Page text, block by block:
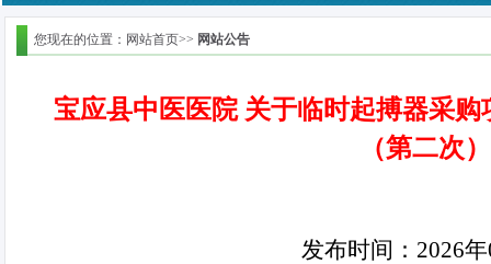
您现在的位置：网站首页>> 网站公告
宝应县中医医院 关于临时起搏器采
（第二次）
发布时间： 2026年